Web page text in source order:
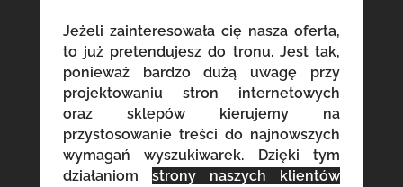
Jeżeli zainteresowała cię nasza oferta,
to już pretendujesz do tronu. Jest tak,
ponieważ bardzo dużą uwagę przy
projektowaniu stron internetowych
oraz sklepów kierujemy na
przystosowanie treści do najnowszych
wymagań wyszukiwarek. Dzięki tym
działaniom strony naszych klientów